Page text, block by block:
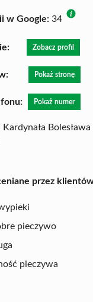
w Google: 34
Zobacz profil
Pokaż stronę
Pokaż numer
Kardynała
przez
pieczywo
pieczywa